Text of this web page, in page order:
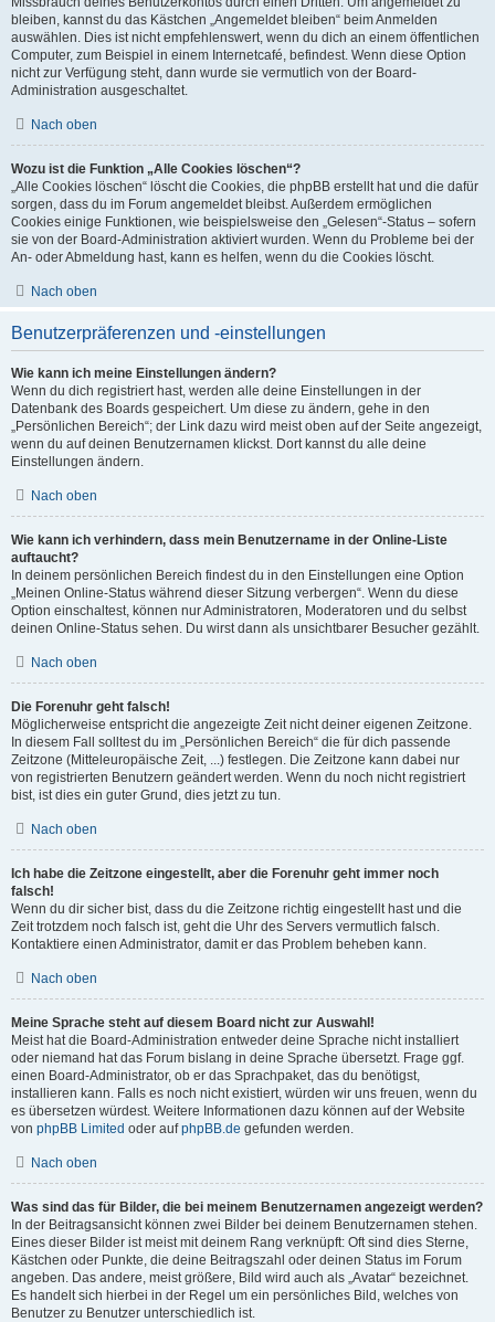
bleiben, kannst du das Kästchen „Angemeldet bleiben“ beim Anmelden
auswählen. Dies ist nicht empfehlenswert, wenn du dich an einem öffentlichen
Computer, zum Beispiel in einem Internetcafé, befindest. Wenn diese Option
nicht zur Verfügung steht, dann wurde sie vermutlich von der Board-
Administration ausgeschaltet.
Nach oben
Wozu ist die Funktion „Alle Cookies löschen“?
„Alle Cookies löschen“ löscht die Cookies, die phpBB erstellt hat und die dafür
sorgen, dass du im Forum angemeldet bleibst. Außerdem ermöglichen
Cookies einige Funktionen, wie beispielsweise den „Gelesen“-Status – sofern
sie von der Board-Administration aktiviert wurden. Wenn du Probleme bei der
An- oder Abmeldung hast, kann es helfen, wenn du die Cookies löscht.
Nach oben
Benutzerpräferenzen und -einstellungen
Wie kann ich meine Einstellungen ändern?
Wenn du dich registriert hast, werden alle deine Einstellungen in der
Datenbank des Boards gespeichert. Um diese zu ändern, gehe in den
„Persönlichen Bereich“; der Link dazu wird meist oben auf der Seite angezeigt,
wenn du auf deinen Benutzernamen klickst. Dort kannst du alle deine
Einstellungen ändern.
Nach oben
Wie kann ich verhindern, dass mein Benutzername in der Online-Liste
auftaucht?
In deinem persönlichen Bereich findest du in den Einstellungen eine Option
„Meinen Online-Status während dieser Sitzung verbergen“. Wenn du diese
Option einschaltest, können nur Administratoren, Moderatoren und du selbst
deinen Online-Status sehen. Du wirst dann als unsichtbarer Besucher gezählt.
Nach oben
Die Forenuhr geht falsch!
Möglicherweise entspricht die angezeigte Zeit nicht deiner eigenen Zeitzone.
In diesem Fall solltest du im „Persönlichen Bereich“ die für dich passende
Zeitzone (Mitteleuropäische Zeit, ...) festlegen. Die Zeitzone kann dabei nur
von registrierten Benutzern geändert werden. Wenn du noch nicht registriert
bist, ist dies ein guter Grund, dies jetzt zu tun.
Nach oben
Ich habe die Zeitzone eingestellt, aber die Forenuhr geht immer noch
falsch!
Wenn du dir sicher bist, dass du die Zeitzone richtig eingestellt hast und die
Zeit trotzdem noch falsch ist, geht die Uhr des Servers vermutlich falsch.
Kontaktiere einen Administrator, damit er das Problem beheben kann.
Nach oben
Meine Sprache steht auf diesem Board nicht zur Auswahl!
Meist hat die Board-Administration entweder deine Sprache nicht installiert
oder niemand hat das Forum bislang in deine Sprache übersetzt. Frage ggf.
einen Board-Administrator, ob er das Sprachpaket, das du benötigst,
installieren kann. Falls es noch nicht existiert, würden wir uns freuen, wenn du
es übersetzen würdest. Weitere Informationen dazu können auf der Website
von phpBB Limited oder aufphpBB.de gefunden werden.
Nach oben
Was sind das für Bilder, die bei meinem Benutzernamen angezeigt werden?
In der Beitragsansicht können zwei Bilder bei deinem Benutzernamen stehen.
Eines dieser Bilder ist meist mit deinem Rang verknüpft: Oft sind dies Sterne,
Kästchen oder Punkte, die deine Beitragszahl oder deinen Status im Forum
angeben. Das andere, meist größere, Bild wird auch als „Avatar“ bezeichnet.
Es handelt sich hierbei in der Regel um ein persönliches Bild, welches von
Benutzer zu Benutzer unterschiedlich ist.